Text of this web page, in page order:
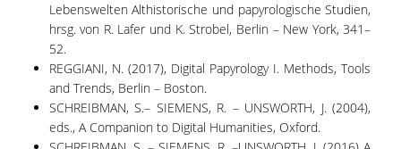
Lebenswelten Althistorische und papyrologische Studien,
hrsg. von R. Lafer und K. Strobel, Berlin – New York, 341–
52.
REGGIANI, N. (2017), Digital Papyrology I. Methods, Tools
and Trends, Berlin – Boston.
SCHREIBMAN, S.– SIEMENS, R. – UNSWORTH, J. (2004),
eds., A Companion to Digital Humanities, Oxford.